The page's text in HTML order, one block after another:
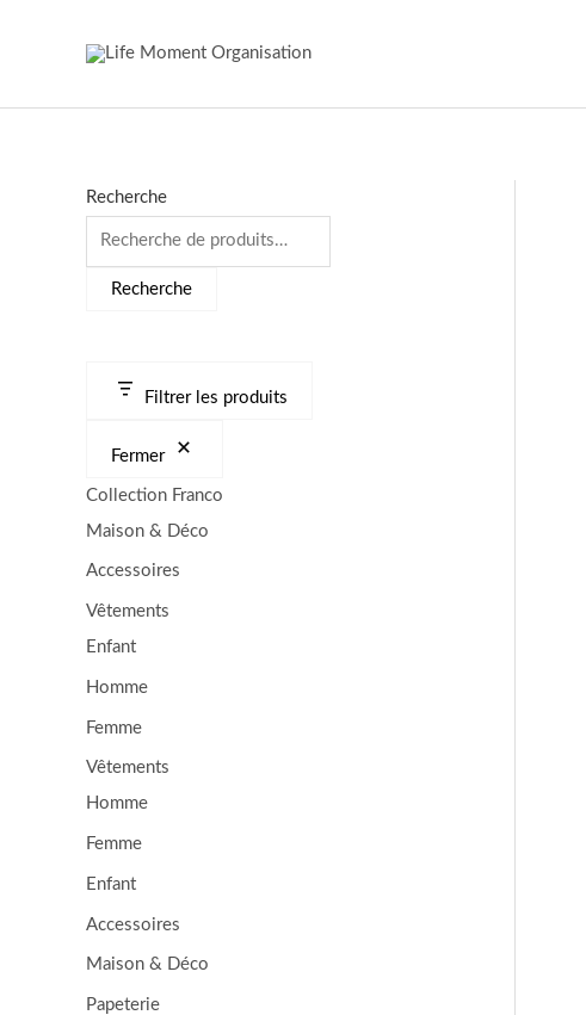
Recherche
Recherche
Filtrer les produits
Fermer
Collection Franco
Maison & Déco
Accessoires
Vêtements
Enfant
Homme
Femme
Vêtements
Homme
Femme
Enfant
Accessoires
Maison & Déco
Papeterie